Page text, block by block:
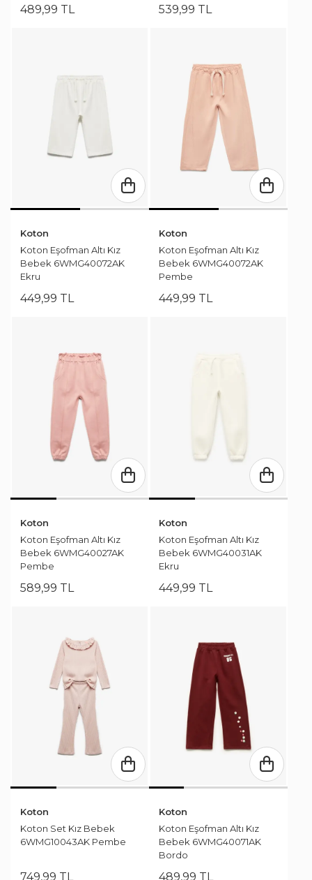
489,99 TL 539,99 TL
Koton
Koton Eşofman Altı Kız
Bebek 6WMG40072AK
Ekru
449,99 TL
Koton
Koton Eşofman Altı Kız
Bebek 6WMG40072AK
Pembe
449,99 TL
Koton
Koton Eşofman Altı Kız
Bebek 6WMG40027AK
Pembe
589,99 TL
Koton
Koton Eşofman Altı Kız
Bebek 6WMG40031AK
Ekru
449,99 TL
Koton
Koton Set Kız Bebek
6WMG10043AK Pembe
749,99 TL
Koton
Koton Eşofman Altı Kız
Bebek 6WMG40071AK
Bordo
489,99 TL